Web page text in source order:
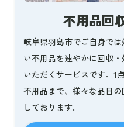
不用品回
岐阜県羽島市でご自身では
い不用品を速やかに回収・
いただくサービスです。1
不用品まで、様々な品目
しております。